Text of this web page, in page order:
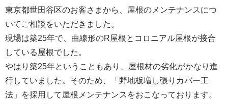
東京都世田谷区のお客さまから、屋根のメンテナンスにつ
いてご相談をいただきました。
現場は築25年で、曲線形のR屋根とコロニアル屋根が接合
している屋根でした。
やはり築25年ということもあり、屋根材の劣化がかなり進
行していました。そのため、「野地板増し張りカバー工
法」を採用して屋根メンテナンスをおこなっております。